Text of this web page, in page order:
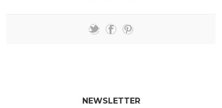
NEWSLETTER